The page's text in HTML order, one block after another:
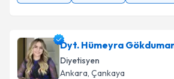
Dyt. Hümeyra
Diyetisyen
Ankara, Çankaya